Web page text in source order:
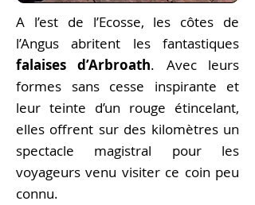
A l’est de l’Ecosse, les côtes de
l’Angus abritent les fantastiques
falaises d’Arbroath. Avec leurs
formes sans cesse inspirante et
leur teinte d’un rouge étincelant,
elles offrent sur des kilomètres un
spectacle magistral pour les
voyageurs venu visiter ce coin peu
connu.